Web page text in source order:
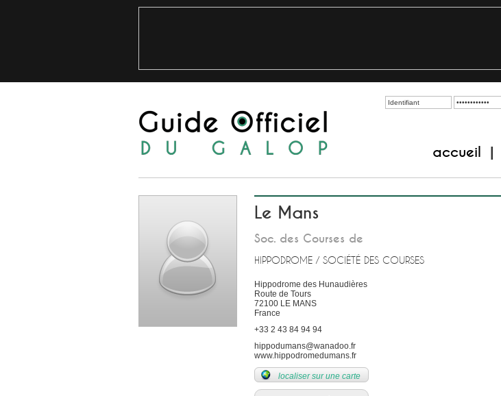
accueil
Le Mans
Soc. des Courses de
HIPPODROME / SOCIÉTÉ DES COURSES
Hippodrome des Hunaudières
Route de Tours
72100 LE MANS
France
+33 2 43 84 94 94
hippodumans@wanadoo.fr
www.hippodromedumans.fr
localiser sur une carte